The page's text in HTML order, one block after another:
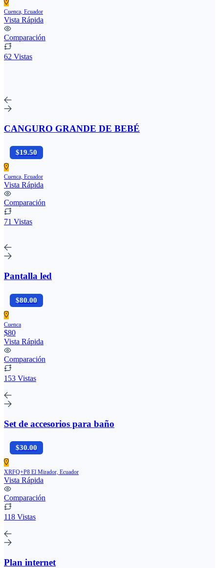
Cuenca, Ecuador
Vista Rápida
Comparación
62 Vistas
CANGURO GRANDE DE BEBÉ
$19.50
Cuenca, Ecuador
Vista Rápida
Comparación
71 Vistas
Pantalla led
$80.00
Cuenca
$80
Vista Rápida
Comparación
153 Vistas
Set de accesorios para baño
$30.00
XRFQ+P8 El Mirador, Ecuador
Vista Rápida
Comparación
118 Vistas
Plan internet